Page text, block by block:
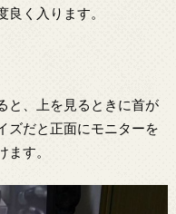
く入ります。
と、上を見るときに首が
ズだと正面にモニターを
す。